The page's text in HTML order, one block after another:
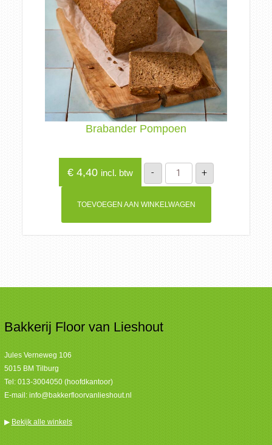
Brabander Pompoen
€4,40 incl. btw -
Brabander
Pompoen
aantal
+
TOEVOEGEN AAN WINKELWAGEN
Bakkerij Floor van Lieshout
Jules Verneweg 106
5015 BM Tilburg
Tel: 013-3004050 (hoofdkantoor)
E-mail: info@bakkerfloorvanlieshout.nl
▶ Bekijk alle winkels